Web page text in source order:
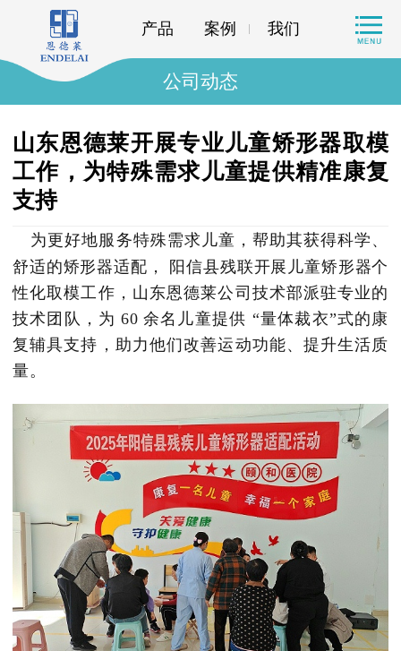
产品 案例 我们
公司动态
山东恩德莱开展专业儿童矫形器取模
工作，为特殊需求儿童提供精准康复
支持
为更好地服务特殊需求儿童，帮助其获得科学、
舒适的矫形器适配，
阳信县残联开展儿童矫形器个
性化取模工作，山东恩德莱公司技术部派驻专业的
技术团队，为 60 余名儿童提供 “量体裁衣”式的康
复辅具支持，助力他们改善运动功能、提升生活质
量。